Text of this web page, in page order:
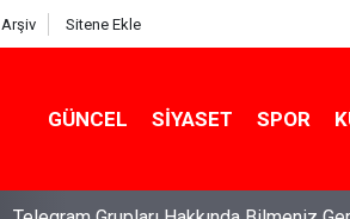
Arşiv Sitene Ekle
GÜNCEL SIYASET SPOR